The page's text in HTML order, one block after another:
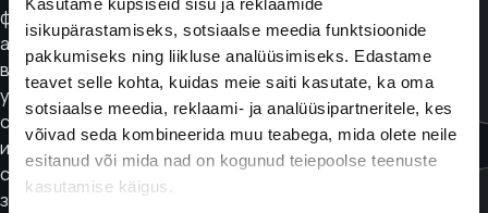
Kasutame küpsiseid sisu ja reklaamide
isikupärastamiseks, sotsiaalse meedia funktsioonide
pakkumiseks ning liikluse analüüsimiseks. Edastame
teavet selle kohta, kuidas meie saiti kasutate, ka oma
sotsiaalse meedia, reklaami- ja analüüsipartneritele, kes
võivad seda kombineerida muu teabega, mida olete neile
esitanud või mida nad on kogunud teiepoolse teenuste
kasutamise käigus.
физическая
активность
влияют на
уровень
сахара в крови
и общее
состояние
здоровья. Будь